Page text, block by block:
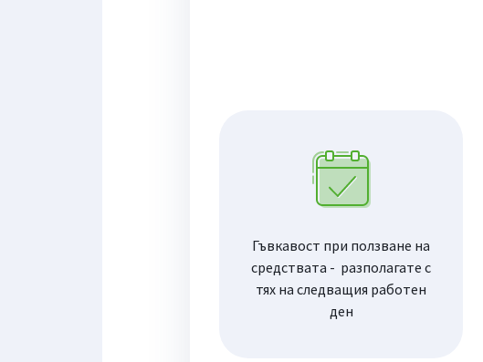
Гъвкавост при ползване на
средствата - разполагате с
тях на следващия работен
ден